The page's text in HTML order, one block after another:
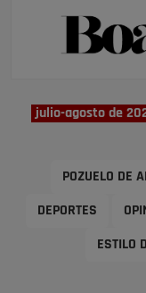
julio-agosto de
POZUELO DE
DEPORTES
ESTILO